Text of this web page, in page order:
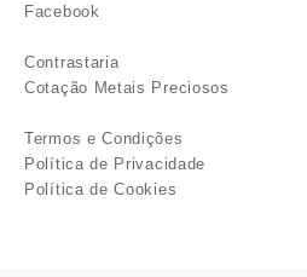
Facebook
Contrastaria
Cotação Metais Preciosos
Termos e Condições
Política de Privacidade
Política de Cookies